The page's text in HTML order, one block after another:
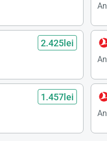
2.425lei
1.457lei